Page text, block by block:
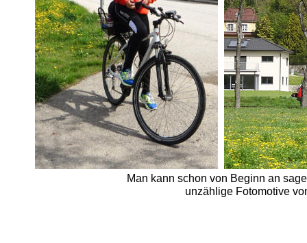
Man kann schon von Beginn an
unzählige Fotomotive